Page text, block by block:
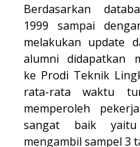
Berdasarkan
1999 sampai
melakukan update
alumni didapatkan
ke Prodi Teknik
rata-rata waktu
memperoleh
sangat baik yaitu
mengambil sampel 3